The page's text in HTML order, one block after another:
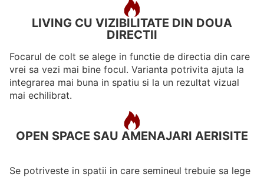
LIVING CU VIZIBILITATE DIN DOUA
DIRECTII
Focarul de colt se alege in functie de directia din care
vrei sa vezi mai bine focul. Varianta potrivita ajuta la
integrarea mai buna in spatiu si la un rezultat vizual
mai echilibrat.
OPEN SPACE SAU AMENAJARI AERISITE
Se potriveste in spatii in care semineul trebuie sa lege